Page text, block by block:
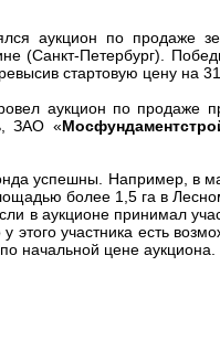
по продаже
(Санкт-Петербург).
стартовую цену на
аукцион по продаже
ЗАО «
успешны. Например, в мае
более 1,5 га в
в аукционе принимал
этого участника есть
начальной цене